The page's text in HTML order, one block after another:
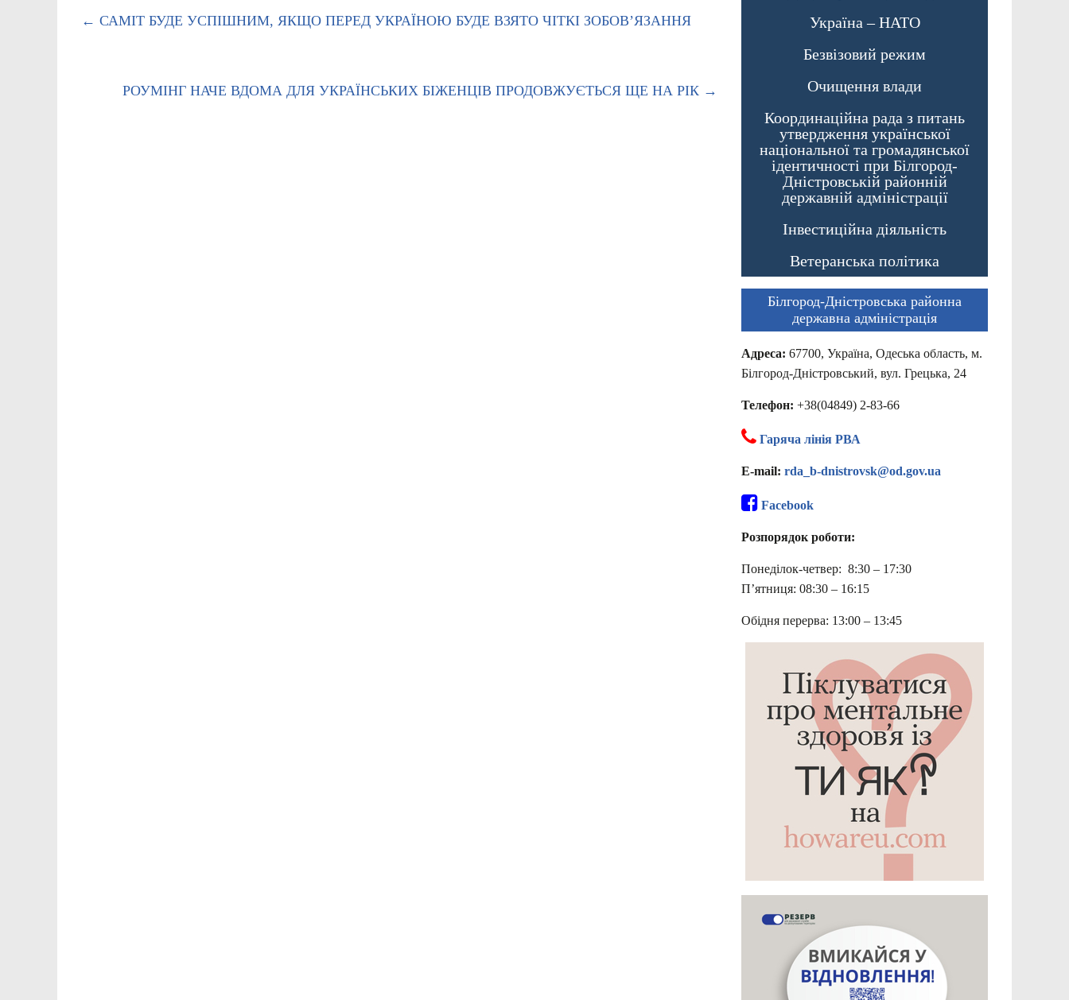
← САМІТ БУДЕ УСПІШНИМ, ЯКЩО ПЕРЕД УКРАЇНОЮ БУДЕ ВЗЯТО ЧІТКІ ЗОБОВ’ЯЗАННЯ
РОУМІНГ НАЧЕ ВДОМА ДЛЯ УКРАЇНСЬКИХ БІЖЕНЦІВ ПРОДОВЖУЄТЬСЯ ЩЕ НА РІК →
Україна – НАТО
Безвізовий режим
Очищення влади
Координаційна рада з питань
утвердження української
національної та громадянської
ідентичності при Білгород-
Дністровській районній
державній адміністрації
Інвестиційна діяльність
Ветеранська політика
Білгород-Дністровська районна
державна адміністрація
Адреса: 67700, Україна, Одеська область, м.
Білгород-Дністровський, вул. Грецька, 24
Телефон: +38(04849) 2-83-66
Гаряча лінія РВА
E-mail: rda_b-dnistrovsk@od.gov.ua
Facebook
Розпорядок роботи:
Понеділок-четвер: 8:30 – 17:30
П’ятниця: 08:30 – 16:15
Обідня перерва: 13:00 – 13:45